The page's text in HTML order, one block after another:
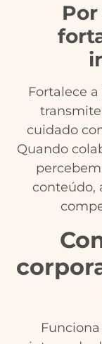
Fortalece
cuidado
Quando
conteúdo,